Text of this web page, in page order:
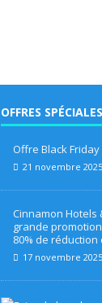
OFFRES SPÉCIALES
Offre Black
21 novembre 2025
Cinnamon Hotels
grande
80% de
17 novembre 2025